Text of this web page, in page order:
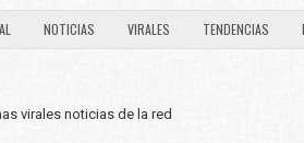
NOTICIAS VIRALES TENDENCIAS
virales noticias de la red